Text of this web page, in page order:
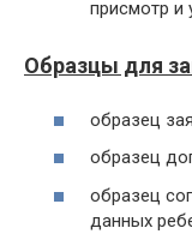
присмотр и
Образцы для
образец
образец
образец
данных